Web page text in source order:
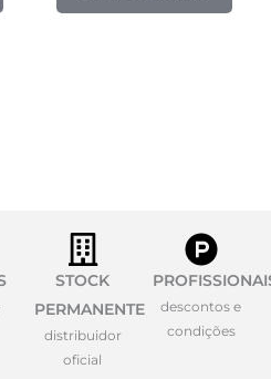
STOCK
PERMANENTE
distribuidor
oficial
descontos e
condições